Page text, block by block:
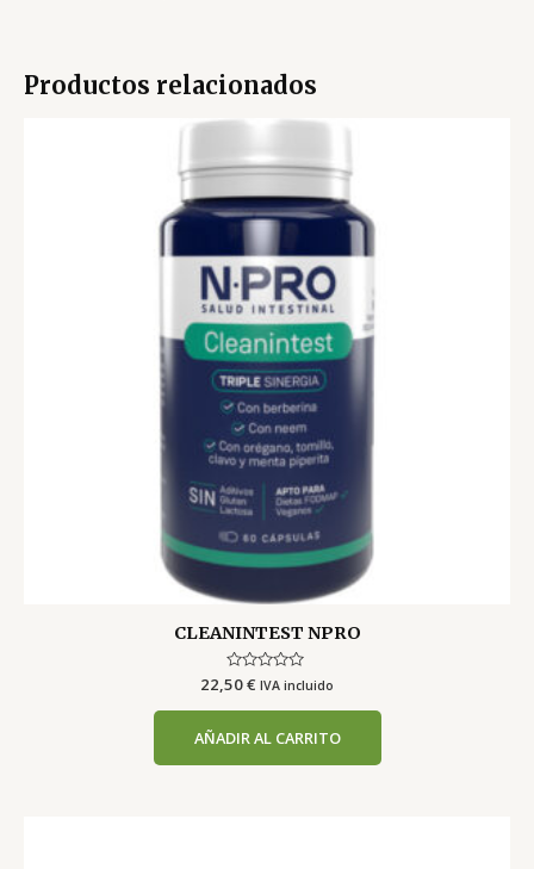
Productos relacionados
CLEANINTEST NPRO
Valorado
con
0
5
22,50€ IVA incluido
AÑADIR AL CARRITO